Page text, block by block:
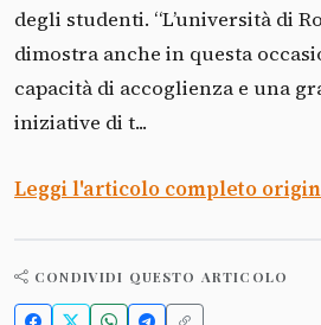
degli studenti. “L’università di
dimostra anche in questa
capacità di accoglienza e una
iniziative di t...
Leggi l'articolo completo
CONDIVIDI QUESTO ARTICOLO